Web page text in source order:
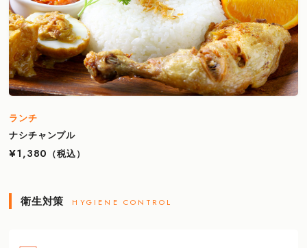
ランチ
ナシチャンプル
¥1,380
（税込）
衛生対策 HYGIENE CONTROL